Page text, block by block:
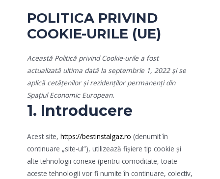
POLITICA PRIVIND
COOKIE-URILE (UE)
Această Politică privind Cookie-urile a fost
actualizată ultima dată la septembrie 1, 2022 și se
aplică cetățenilor și rezidenților permanenți din
Spațiul Economic European.
1. Introducere
Acest site, https://bestinstalgaz.ro (denumit în
continuare „site-ul”), utilizează fișiere tip cookie și
alte tehnologii conexe (pentru comoditate, toate
aceste tehnologii vor fi numite în continuare, colectiv,